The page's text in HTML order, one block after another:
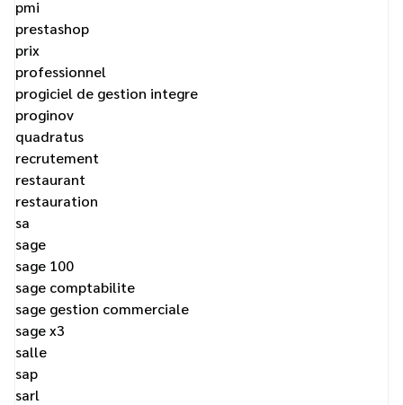
pmi
prestashop
prix
professionnel
progiciel de gestion integre
proginov
quadratus
recrutement
restaurant
restauration
sa
sage
sage 100
sage comptabilite
sage gestion commerciale
sage x3
salle
sap
sarl